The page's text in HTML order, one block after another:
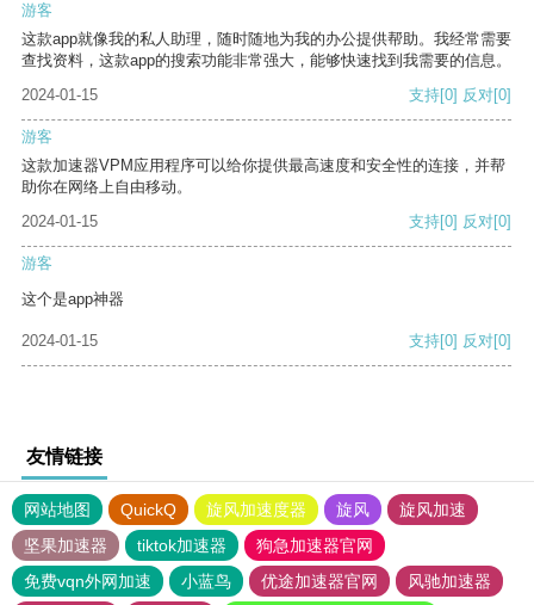
游客
这款app就像我的私人助理，随时随地为我的办公提供帮助。我经常需要
查找资料，这款app的搜索功能非常强大，能够快速找到我需要的信息。
2024-01-15
支持[0] 反对[0]
游客
这款加速器VPM应用程序可以给你提供最高速度和安全性的连接，并帮
助你在网络上自由移动。
2024-01-15
支持[0] 反对[0]
游客
这个是app神器
2024-01-15 支持[0] 反对[0]
友情链接
网站地图 QuickQ 旋风加速度器 旋风
旋风加速
坚果加速器
tiktok加速器
狗急加速器官网
免费vqn外网加速
小蓝鸟 优途加速器官网 风驰加速器